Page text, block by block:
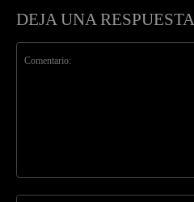
DEJA UNA RESPUESTA